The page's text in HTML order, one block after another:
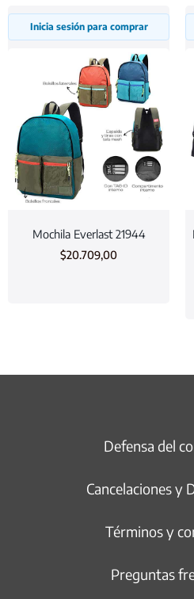
Inicia sesión para comprar
Mochila Everlast 21944
$20.709,00
Defensa del
Cancelaciones y
Términos y
Preguntas